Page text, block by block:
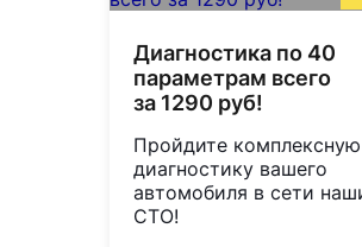
Диагностика по 40
параметрам всего
за 1290 руб!
Пройдите комплексную
диагностику вашего
автомобиля в сети
СТО!